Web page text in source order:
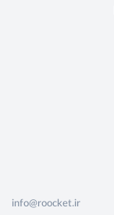
info@roocket.ir